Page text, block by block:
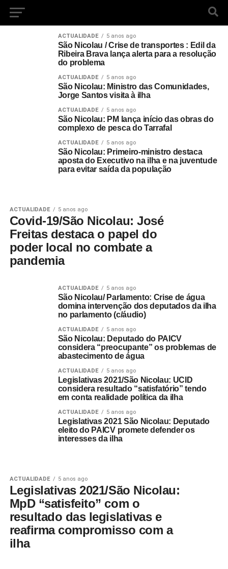
ACTUALIDADE 5 anos ago
São Nicolau / Crise de transportes : Edil da
Ribeira Brava lança alerta para a resolução
do problema
ACTUALIDADE 5 anos ago
São Nicolau: Ministro das Comunidades,
Jorge Santos visita à ilha
ACTUALIDADE 5 anos ago
São Nicolau: PM lança início das obras do
complexo de pesca do Tarrafal
ACTUALIDADE 5 anos ago
São Nicolau: Primeiro-ministro destaca
aposta do Executivo na ilha e na juventude
para evitar saída da população
ACTUALIDADE 5 anos ago
Covid-19/São Nicolau: José
Freitas destaca o papel do
poder local no combate a
pandemia
ACTUALIDADE 5 anos ago
São Nicolau/ Parlamento: Crise de água
domina intervenção dos deputados da ilha
no parlamento (c/áudio)
ACTUALIDADE 5 anos ago
São Nicolau: Deputado do PAICV
considera “preocupante” os problemas de
abastecimento de água
ACTUALIDADE 5 anos ago
Legislativas 2021/São Nicolau: UCID
considera resultado “satisfatório” tendo
em conta realidade política da ilha
ACTUALIDADE 5 anos ago
Legislativas 2021 São Nicolau: Deputado
eleito do PAICV promete defender os
interesses da ilha
ACTUALIDADE 5 anos ago
Legislativas 2021/São Nicolau:
MpD “satisfeito” com o
resultado das legislativas e
reafirma compromisso com a
ilha